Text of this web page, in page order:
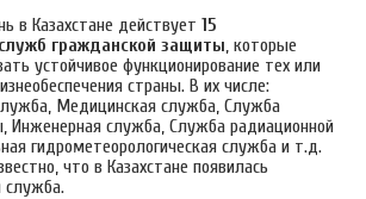
в Казахстане действует 15
гражданской защиты, которые
устойчивое функционирование тех или
страны. В их числе:
Медицинская служба, Служба
Инженерная служба, Служба радиационной
гидрометеорологическая служба и т.д.
что в Казахстане появилась
служба.